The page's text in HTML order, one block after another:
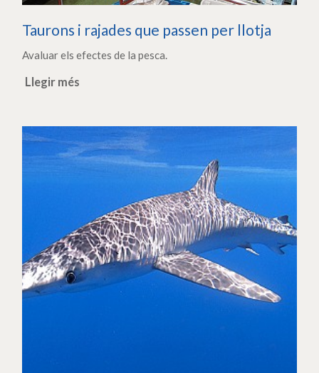
Taurons i rajades que passen per llotja
Avaluar els efectes de la pesca.
Llegir més